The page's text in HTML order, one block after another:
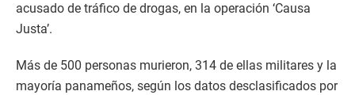
acusado de tráfico de drogas, en la operación ‘Causa
Justa’.
Más de 500 personas murieron, 314 de ellas militares y la
mayoría panameños, según los datos desclasificados por